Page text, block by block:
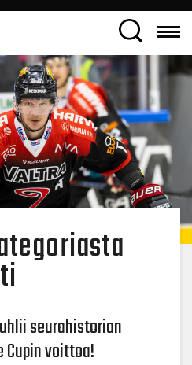
seurahistorian
voittoa!